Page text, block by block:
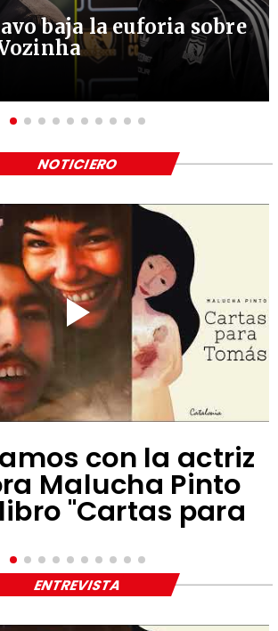
baja la euforia sobre
con la actriz
Malucha Pinto
"Cartas para
NOTICIERO
ENTREVISTA